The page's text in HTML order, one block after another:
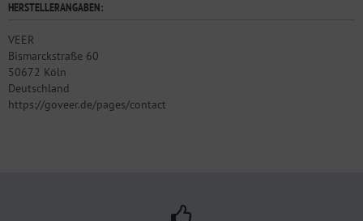
HERSTELLERANGABEN:
VEER
Bismarckstraße 60
50672 Köln
Deutschland
https://goveer.de/pages/contact